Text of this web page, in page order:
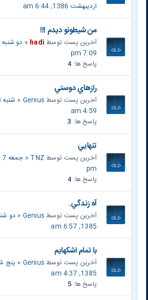
اردیبهشت 1386, 6:44 am
من شيطونو ديدم !!!
آخرین پست توسط hadi
«
7:09 pm
پاسخ ها: 4
رازهاي دوستي
آخرین پست توسط Genius
«
4:59 am
پاسخ ها: 3
تنهايي
آخرین پست توسط TNZ
«
pm
پاسخ ها: 4
آه زندگي.
آخرین پست توسط Genius
«
1385, 6:57 am
با تمام اشکهايم
آخرین پست توسط Genius
«
1385, 4:37 am
پاسخ ها: 5